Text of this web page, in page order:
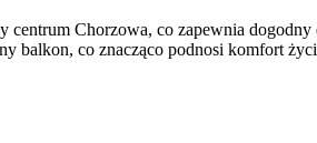
Chorzowa, co zapewnia
balkon, co znacząco podnosi komfort